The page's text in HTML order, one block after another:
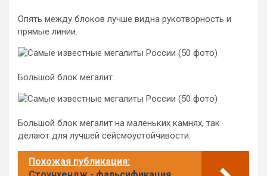
Опять между блоков лучше видна рукотворность и
прямые линии.
Большой блок мегалит.
Большой блок мегалит на маленьких камнях, так
делают для лучшей сейсмоустойчивости.
Похожая публикация: